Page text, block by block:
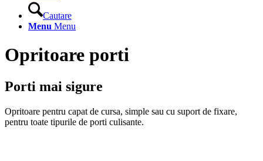
Cautare
Menu Menu
Opritoare porti
Porti mai sigure
Opritoare pentru capat de cursa, simple sau cu suport de fixare,
pentru toate tipurile de porti culisante.